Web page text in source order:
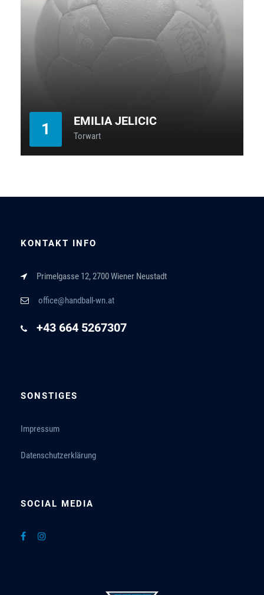
1 EMILIA JELICIC
Torwart
KONTAKT INFO
Primelgasse 12, 2700 Wiener Neustadt
office@handball-wn.at
+43 664 5267307
SONSTIGES
Impressum
Datenschutzerklärung
SOCIAL MEDIA